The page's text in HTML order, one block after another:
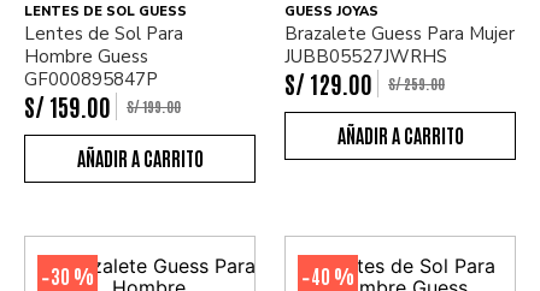
LENTES DE SOL GUESS
Lentes de Sol Para
Hombre Guess
GF000895847P
S/159 00 S/199.00
GUESS JOYAS
Brazalete Guess Para Mujer
JUBB05527JWRHS
S/129 00 S/259.00
-30 % -40 %